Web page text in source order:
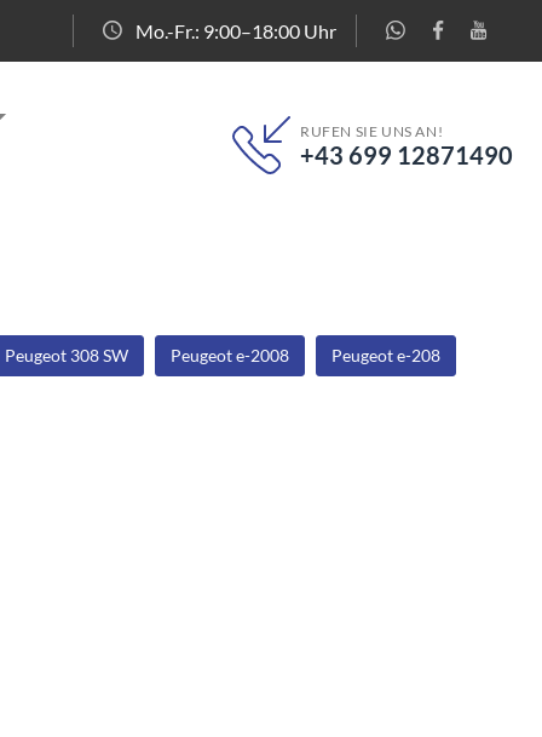
Mo.-Fr.: 9:00–18:00 Uhr
RUFEN SIE UNS AN!
+43 699 12871490
Peugeot 308 SW Peugeot e-2008 Peugeot e-208